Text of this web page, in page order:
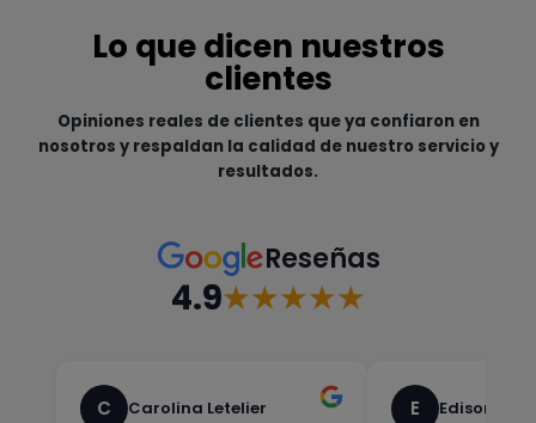
Lo que dicen nuestros
clientes
Opiniones reales de clientes que ya confiaron en
nosotros y respaldan la calidad de nuestro servicio y
resultados.
Reseñas
4.9★★★★★
C Carolina Letelier E Edison